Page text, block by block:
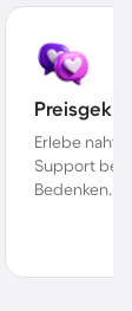
Erlebe
Support bei
Bedenken.